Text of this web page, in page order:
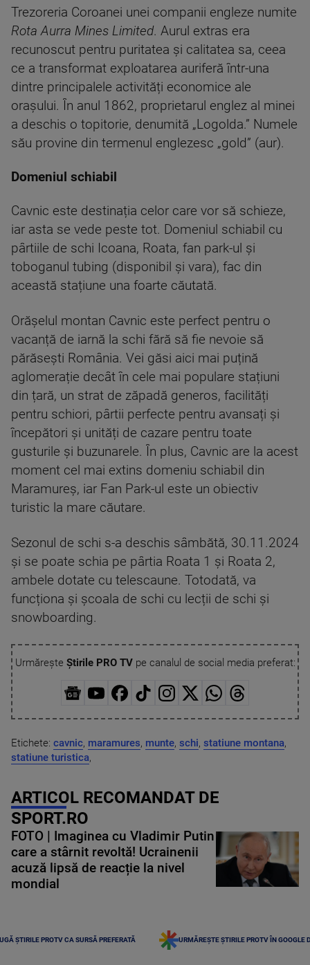
Trezoreria Coroanei unei companii engleze numite
Rota Aurra Mines Limited. Aurul extras era
recunoscut pentru puritatea și calitatea sa, ceea
ce a transformat exploatarea auriferă într-una
dintre principalele activități economice ale
orașului. În anul 1862, proprietarul englez al minei
a deschis o topitorie, denumită „Logolda.” Numele
său provine din termenul englezesc „gold” (aur).
Domeniul schiabil
Cavnic este destinația celor care vor să schieze,
iar asta se vede peste tot. Domeniul schiabil cu
pârtiile de schi Icoana, Roata, fan park-ul și
toboganul tubing (disponibil și vara), fac din
această stațiune una foarte căutată.
Orășelul montan Cavnic este perfect pentru o
vacanță de iarnă la schi fără să fie nevoie să
părăsești România. Vei găsi aici mai puțină
aglomerație decât în cele mai populare stațiuni
din țară, un strat de zăpadă generos, facilități
pentru schiori, pârtii perfecte pentru avansați și
începători și unități de cazare pentru toate
gusturile și buzunarele. În plus, Cavnic are la acest
moment cel mai extins domeniu schiabil din
Maramureș, iar Fan Park-ul este un obiectiv
turistic la mare căutare.
Sezonul de schi s-a deschis sâmbătă, 30.11.2024
și se poate schia pe pârtia Roata 1 și Roata 2,
ambele dotate cu telescaune. Totodată, va
funcționa și școala de schi cu lecții de schi și
snowboarding.
Urmărește Știrile PRO TVpe canalul de social media preferat:
Etichete: cavnic, maramures, munte, schi, statiune montana,
statiune turistica,
ARTICOL RECOMANDAT DE
SPORT.RO
FOTO | Imaginea cu Vladimir Putin
care a stârnit revoltă! Ucrainenii
acuză lipsă de reacție la nivel
mondial
ȘTIRILE PROTV CA SURSĂ PREFERATĂ URMĂREȘTE ȘTIRILE PROTV ÎN GOOGLE